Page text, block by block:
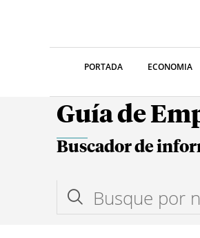
PORTADA ECONOMIA
Guía de
Buscador de